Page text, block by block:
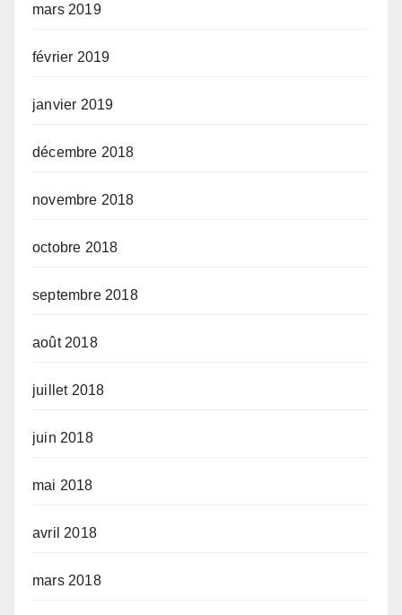
mars 2019
février 2019
janvier 2019
décembre 2018
novembre 2018
octobre 2018
septembre 2018
août 2018
juillet 2018
juin 2018
mai 2018
avril 2018
mars 2018